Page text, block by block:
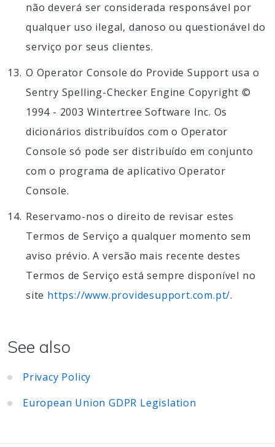
não deverá ser considerada responsável por
qualquer uso ilegal, danoso ou questionável do
serviço por seus clientes.
O Operator Console do Provide Support usa o
Sentry Spelling-Checker Engine Copyright ©
1994 - 2003 Wintertree Software Inc. Os
dicionários distribuídos com o Operator
Console só pode ser distribuído em conjunto
com o programa de aplicativo Operator
Console.
Reservamo-nos o direito de revisar estes
Termos de Serviço a qualquer momento sem
aviso prévio. A versão mais recente destes
Termos de Serviço está sempre disponível no
site https://www.providesupport.com.pt/.
See also
Privacy Policy
European Union GDPR Legislation